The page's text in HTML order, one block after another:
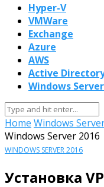
Hyper-V
VMWare
Exchange
Azure
AWS
Active
Windows
Home Windows
Windows Server 2016
WINDOWS SERVER 2016
Установка